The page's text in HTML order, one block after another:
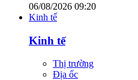
06/08/2026 09:20
Kinh tế
Kinh tế
Thị trường
Địa ốc